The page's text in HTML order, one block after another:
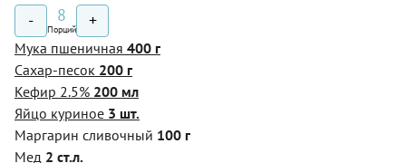
- 8
Порций +
Мука пшеничная 400 г
Сахар-песок 200 г
Кефир 2.5% 200 мл
Яйцо куриное 3 шт.
Маргарин сливочный 100 г
Мед 2 ст.л.